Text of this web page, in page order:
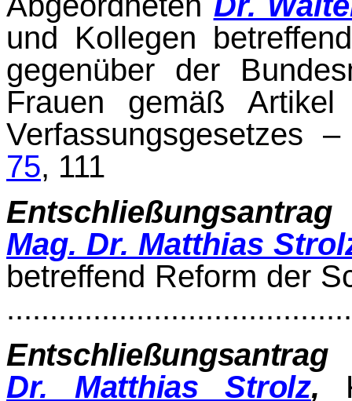
und Kollegen
gegen­über der
Frauen gemäß
Verfassungsgesetzes
75, 111
Entschließungsantrag
Mag. Dr. Matthias
betreffend Reform der
Entschließungsantrag
Dr. Matthias Strolz,